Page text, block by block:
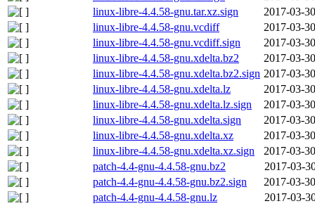
linux-libre-4.4.58-gnu.tar.xz.sign
2017-03-
linux-libre-4.4.58-gnu.vcdiff
2017-03-
linux-libre-4.4.58-gnu.vcdiff.sign
2017-03-
linux-libre-4.4.58-gnu.xdelta.bz2
2017-03-
linux-libre-4.4.58-gnu.xdelta.bz2.sign 2017-03-
linux-libre-4.4.58-gnu.xdelta.lz
2017-03-
linux-libre-4.4.58-gnu.xdelta.lz.sign
2017-03-
linux-libre-4.4.58-gnu.xdelta.sign
2017-03-
linux-libre-4.4.58-gnu.xdelta.xz
2017-03-
linux-libre-4.4.58-gnu.xdelta.xz.sign
2017-03-
patch-4.4-gnu-4.4.58-gnu.bz2
2017-03-
patch-4.4-gnu-4.4.58-gnu.bz2.sign
2017-03-
patch-4.4-gnu-4.4.58-gnu.lz
2017-03-